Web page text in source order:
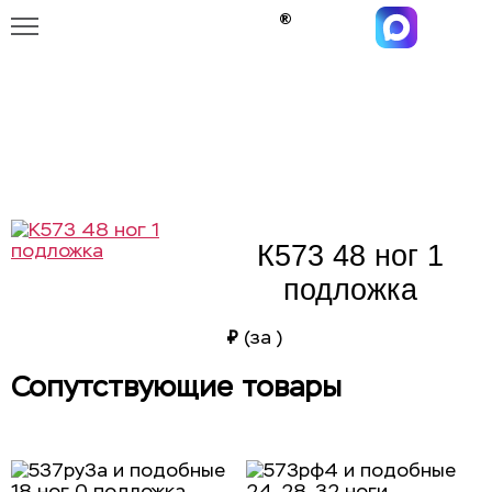
К573 48 ног 1
подложка
₽ (за )
Сопутствующие товары